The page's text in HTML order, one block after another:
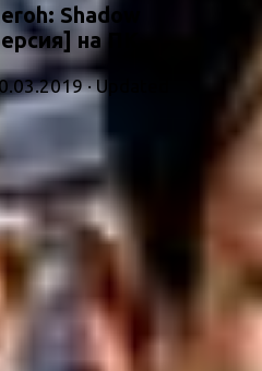
Shadow
на ПК
· Updated